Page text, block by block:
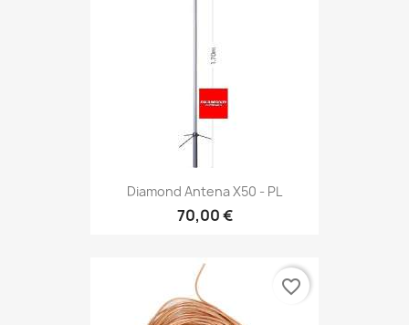
Diamond Antena X50 - PL
70,00 €
favorite_border